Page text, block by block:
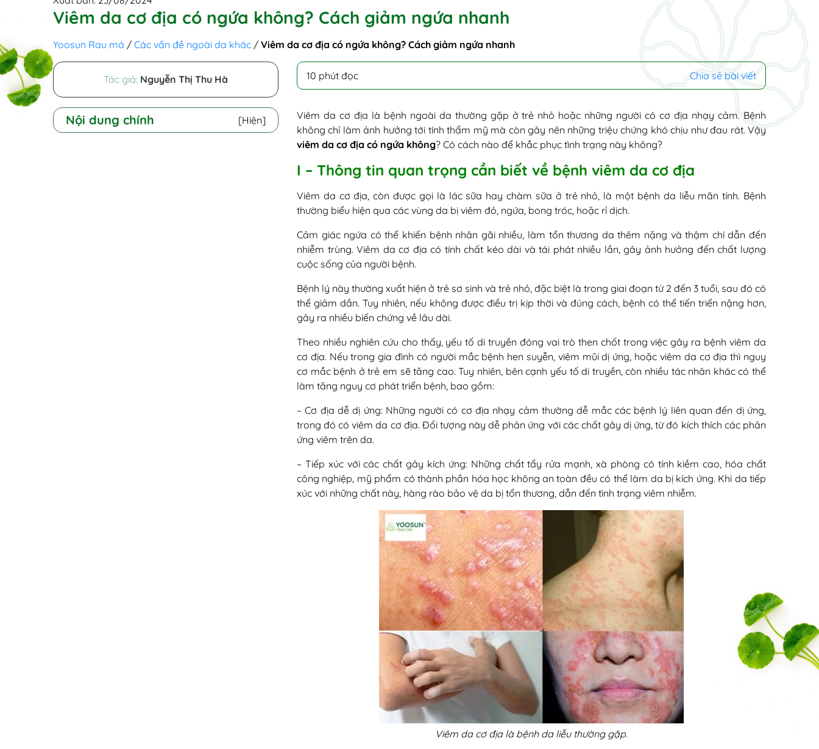
Viêm da cơ địa có ngứa không? Cách giảm ngứa nhanh
Yoosun Rau má / Các vấn đề ngoài da khác / Viêm da cơ địa có ngứa không? Cách giảm ngứa nhanh
Tác giả: Nguyễn Thị Thu Hà
Nội dung chính [Hiện]
10 phút đọc Chia sẻ bài viết
Viêm da cơ địa là bệnh ngoài da thường gặp ở trẻ nhỏ hoặc những người có cơ địa nhạy cảm. Bệnh
không chỉ làm ảnh hưởng tới tính thẩm mỹ mà còn gây nên những triệu chứng khó chịu như đau rát. Vậy
viêm da cơ địa có ngứa không? Có cách nào để khắc phục tình trạng này không?
I – Thông tin quan trọng cần biết về bệnh viêm da cơ địa
Viêm da cơ địa, còn được gọi là lác sữa hay chàm sữa ở trẻ nhỏ, là một bệnh da liễu mãn tính. Bệnh
thường biểu hiện qua các vùng da bị viêm đỏ, ngứa, bong tróc, hoặc rỉ dịch.
Cảm giác ngứa có thể khiến bệnh nhân gãi nhiều, làm tổn thương da thêm nặng và thậm chí dẫn đến
nhiễm trùng. Viêm da cơ địa có tính chất kéo dài và tái phát nhiều lần, gây ảnh hưởng đến chất lượng
cuộc sống của người bệnh.
Bệnh lý này thường xuất hiện ở trẻ sơ sinh và trẻ nhỏ, đặc biệt là trong giai đoạn từ 2 đến 3 tuổi, sau đó có
thể giảm dần. Tuy nhiên, nếu không được điều trị kịp thời và đúng cách, bệnh có thể tiến triển nặng hơn,
gây ra nhiều biến chứng về lâu dài.
Theo nhiều nghiên cứu cho thấy, yếu tố di truyền đóng vai trò then chốt trong việc gây ra bệnh viêm da
cơ địa. Nếu trong gia đình có người mắc bệnh hen suyễn, viêm mũi dị ứng, hoặc viêm da cơ địa thì nguy
cơ mắc bệnh ở trẻ em sẽ tăng cao. Tuy nhiên, bên cạnh yếu tố di truyền, còn nhiều tác nhân khác có thể
làm tăng nguy cơ phát triển bệnh, bao gồm:
– Cơ địa dễ dị ứng: Những người có cơ địa nhạy cảm thường dễ mắc các bệnh lý liên quan đến dị ứng,
trong đó có viêm da cơ địa. Đối tượng này dễ phản ứng với các chất gây dị ứng, từ đó kích thích các phản
ứng viêm trên da.
– Tiếp xúc với các chất gây kích ứng: Những chất tẩy rửa mạnh, xà phòng có tính kiềm cao, hóa chất
công nghiệp, mỹ phẩm có thành phần hóa học không an toàn đều có thể làm da bị kích ứng. Khi da tiếp
xúc với những chất này, hàng rào bảo vệ da bị tổn thương, dẫn đến tình trạng viêm nhiễm.
Viêm da cơ địa là bệnh da liễu thường gặp.